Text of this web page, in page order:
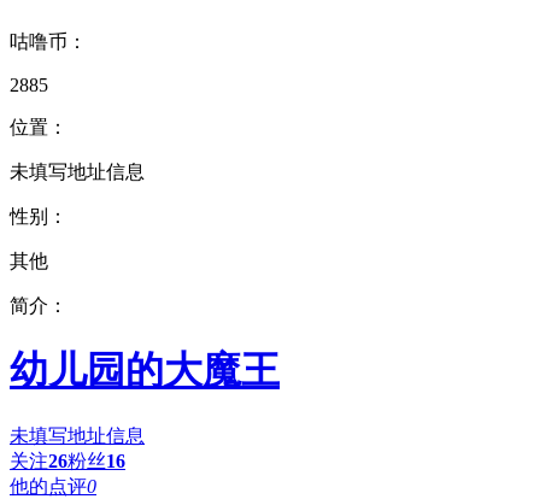
咕噜币：
2885
位置：
未填写地址信息
性别：
其他
简介：
幼儿园的大魔王
未填写地址信息
关注26粉丝16
他的点评0